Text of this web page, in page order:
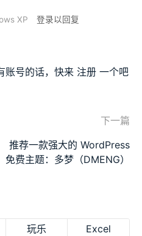
XP 登录以回复
账号的话，快来 注册 一个吧
下一篇
推荐一款强大的 WordPress
免费主题：多梦（DMENG）
玩乐
Excel